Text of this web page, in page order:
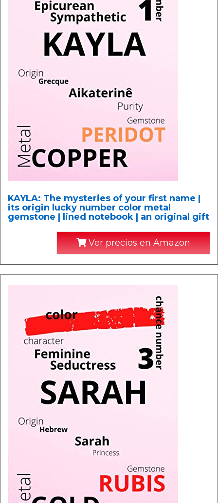
KAYLA: The mysteries of your first name |
its origin lucky number color metal
gemstone | lined notebook | an original gift
Ver precios en Amazon